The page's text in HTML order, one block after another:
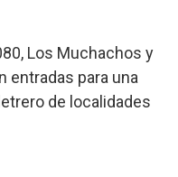
Los Muchachos y
entradas para una
de localidades